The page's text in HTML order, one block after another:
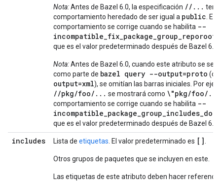
Nota:Antes de Bazel 6.0, la especificación //...
comportamiento heredado de ser igual a public .
comportamiento se corrige cuando se habilita --
que es el valor predeterminado después de Bazel 6.0.
Nota:Antes de Bazel 6.0, cuando este atributo se
como parte de bazel query --output=proto (o
output=xml), se omitían las barras iniciales. Por
//pkg/foo/... se mostrará como \"pkg/foo/
comportamiento se corrige cuando se habilita --
que es el valor predeterminado después de Bazel 6.0.
includes Lista de etiquetas . El valor predeterminado es []
Otros grupos de paquetes que se incluyen en este.
Las etiquetas de este atributo deben hacer